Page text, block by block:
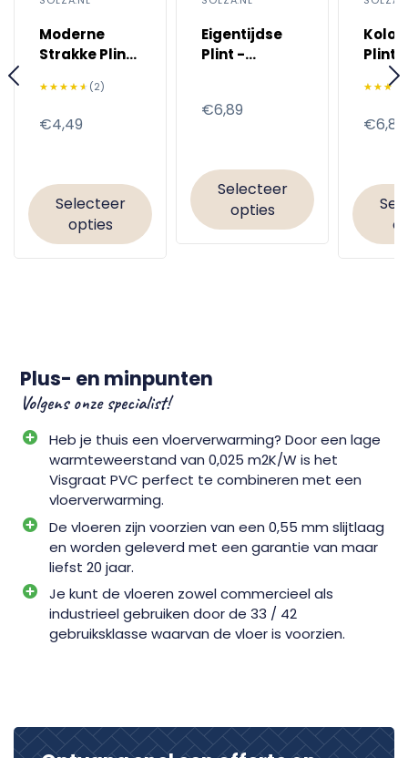
Moderne
Strakke Plint
★★★★★
★★★★★ (2)
Normale
€4,49
Selecteer
opties
Eigentijdse
Plint -
Normale
€6,89
Selecteer
opties
Plint -
€6,89
Plus- en minpunten
Volgens onze specialist!
Heb je thuis een vloerverwarming? Door een lage
warmteweerstand van 0,025 m2K/W is het
Visgraat PVC perfect te combineren met een
vloerverwarming.
De vloeren zijn voorzien van een 0,55 mm slijtlaag
en worden geleverd met een garantie van maar
liefst 20 jaar.
Je kunt de vloeren zowel commercieel als
industrieel gebruiken door de 33 / 42
gebruiksklasse waarvan de vloer is voorzien.